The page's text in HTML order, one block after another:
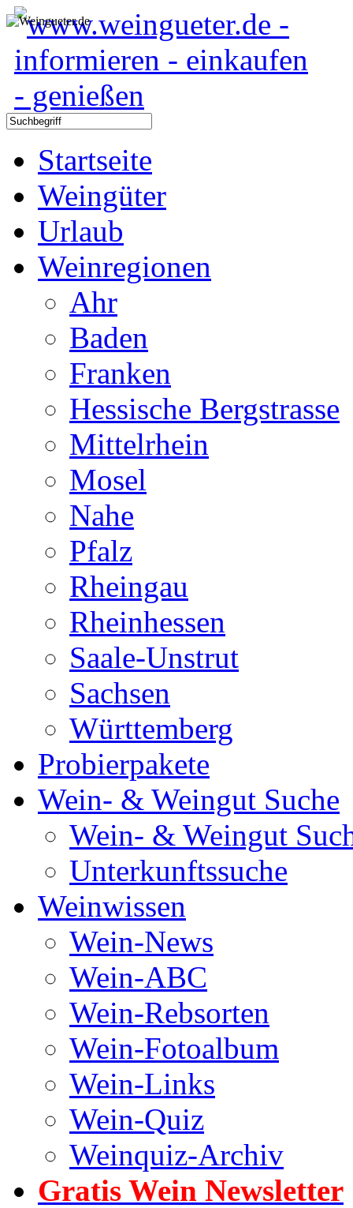
Startseite
Weingüter
Urlaub
Weinregionen
Ahr
Baden
Franken
Hessische Bergstrasse
Mittelrhein
Mosel
Nahe
Pfalz
Rheingau
Rheinhessen
Saale-Unstrut
Sachsen
Württemberg
Probierpakete
Wein- & Weingut Suche
Wein- & Weingut
Unterkunftssuche
Weinwissen
Wein-News
Wein-ABC
Wein-Rebsorten
Wein-Fotoalbum
Wein-Links
Wein-Quiz
Weinquiz-Archiv
Gratis Wein Newsletter